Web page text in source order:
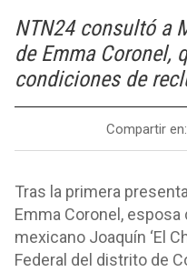
NTN24 consultó a
de Emma Coronel,
condiciones de
Compartir en:
Tras la primera
Emma Coronel,
mexicano Joaquín ‘El
Federal del distrito de